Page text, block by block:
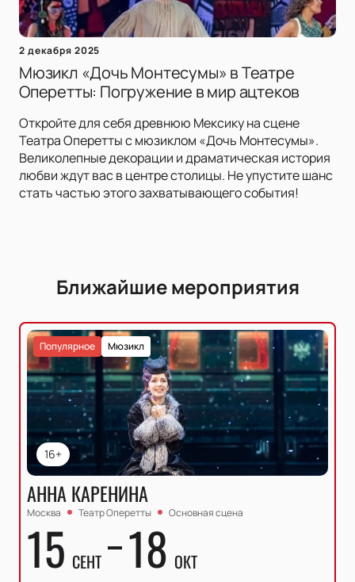
2 декабря 2025
Мюзикл «Дочь Монтесумы» в Театре
Оперетты: Погружение в мир ацтеков
Откройте для себя древнюю Мексику на сцене
Театра Оперетты с мюзиклом «Дочь Монтесумы».
Великолепные декорации и драматическая история
любви ждут вас в центре столицы. Не упустите шанс
стать частью этого захватывающего события!
Ближайшие мероприятия
16+
Мюзикл
Популярное
АННА КАРЕНИНА
Москва Театр Оперетты Основная сцена
15 СЕНТ 18 ОКТ